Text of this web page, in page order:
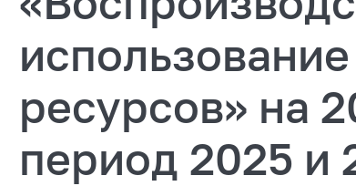
ресурсов» на
период 2025 и